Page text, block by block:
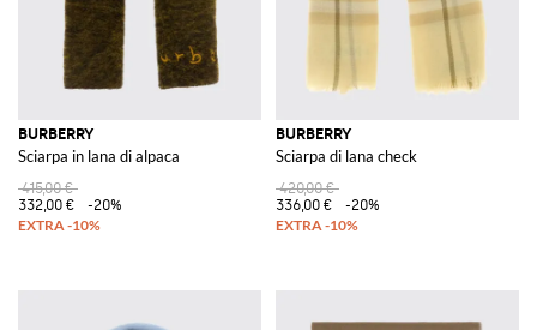
BURBERRY
Sciarpa in lana di alpaca
415,00 €
332,00 €
-20%
BURBERRY
Sciarpa di lana check
420,00 €
336,00 €
-20%